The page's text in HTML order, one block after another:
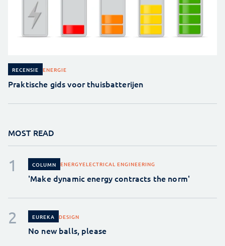
RECENSIE ENERGIE
Praktische gids voor thuisbatterijen
MOST READ
COLUMN ENERGYELECTRICAL ENGINEERING
'Make dynamic energy contracts the norm'
EUREKA DESIGN
No new balls, please